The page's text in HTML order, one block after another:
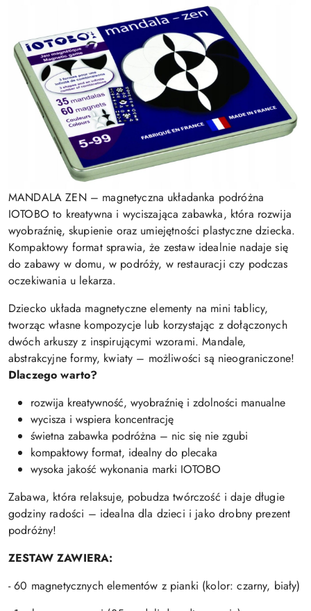
MANDALA ZEN – magnetyczna układanka podróżna
IOTOBO to kreatywna i wyciszająca zabawka, która rozwija
wyobraźnię, skupienie oraz umiejętności plastyczne dziecka.
Kompaktowy format sprawia, że zestaw idealnie nadaje się
do zabawy w domu, w podróży, w restauracji czy podczas
oczekiwania u lekarza.
Dziecko układa magnetyczne elementy na mini tablicy,
tworząc własne kompozycje lub korzystając z dołączonych
dwóch arkuszy z inspirującymi wzorami. Mandale,
abstrakcyjne formy, kwiaty – możliwości są nieograniczone!
Dlaczego warto?
rozwija kreatywność, wyobraźnię i zdolności manualne
wycisza i wspiera koncentrację
świetna zabawka podróżna – nic się nie zgubi
kompaktowy format, idealny do plecaka
wysoka jakość wykonania marki IOTOBO
Zabawa, która relaksuje, pobudza twórczość i daje długie
godziny radości – idealna dla dzieci i jako drobny prezent
podróżny!
ZESTAW ZAWIERA:
- 60 magnetycznych elementów z pianki (kolor: czarny, biały)